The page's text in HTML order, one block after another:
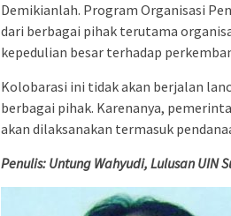
Demikianlah. Program Organisasi
dari berbagai pihak terutama
kepedulian besar terhadap
Kolobarasi ini tidak akan berjalan
berbagai pihak. Karenanya,
akan dilaksanakan termasuk
Penulis: Untung Wahyudi, Lulusan UIN